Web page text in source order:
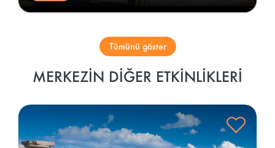
Tümünü göster
MERKEZIN DIĞER ETKINLIKLERI